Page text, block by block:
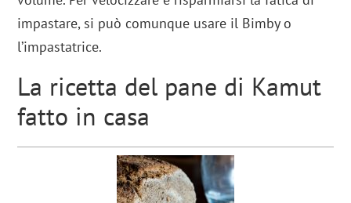
impastare, si può comunque usare il Bimby o
l’impastatrice.
La ricetta del pane di Kamut
fatto in casa